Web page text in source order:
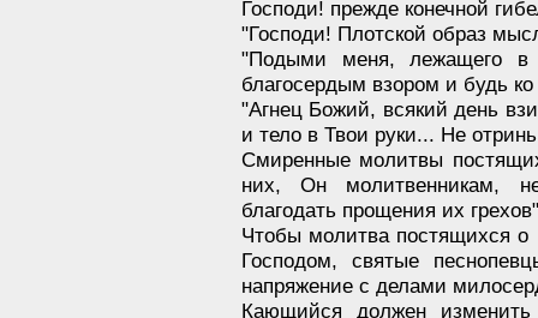
Господи! прежде конечной
"Господи! Плотской образ
"Подыми меня, лежащего в
благосердым взором и будь
"Агнец Божий, всякий день
и тело в Твои руки... Не
Смиренные молитвы
них, Он молитвенникам,
благодать прощения их
Чтобы молитва постящихся о
Господом, святые
напряжение с делами
Кающийся должен